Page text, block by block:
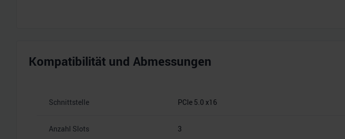
Kompatibilität und Abmessungen
Schnittstelle PCIe 5.0 x16
Anzahl Slots 3